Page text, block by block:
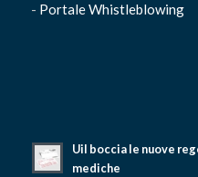
- Portale Whistleblowing
Uil boccia le nuove
mediche